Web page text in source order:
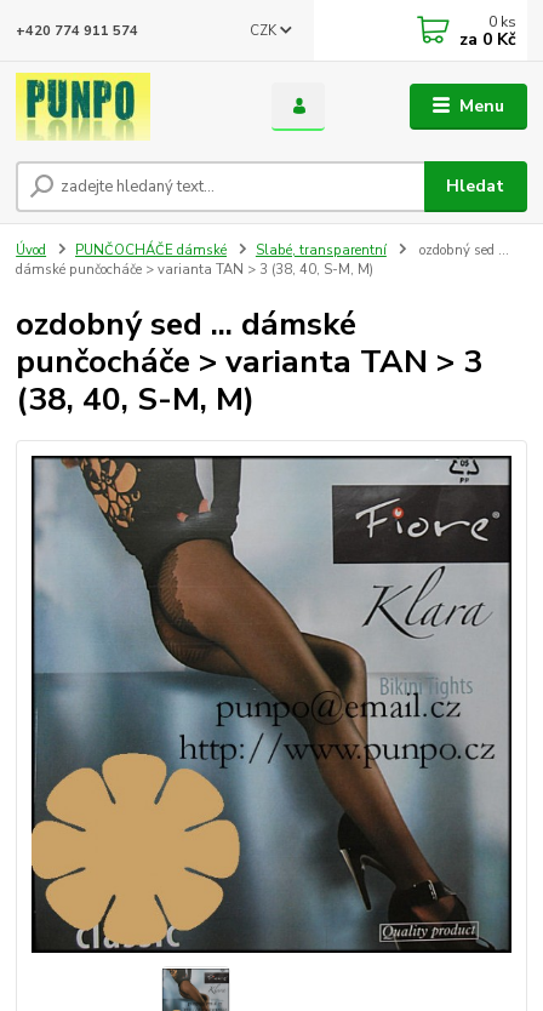
Menu
CZK
Hledat
+420 774 911 574 0 ks
za 0 Kč
Úvod PUNČOCHÁČE dámské Slabé, transparentní
ozdobný sed ...
dámské punčocháče > varianta TAN > 3 (38, 40, S-M, M)
ozdobný sed ... dámské
punčocháče > varianta TAN > 3
(38, 40, S-M, M)